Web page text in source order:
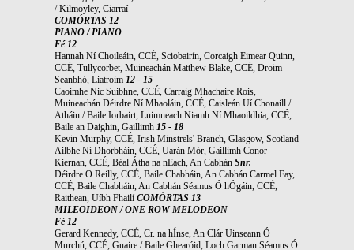
/ Kilmoyley, Ciarraí
COMÓRTAS 12
PIANO / PIANO
Fé 12
Hannah Ní Choileáin, CCÉ, Sciobairín, Corcaigh Eimear Quinn,
CCÉ, Tullycorbet, Muineachán Matthew Blake, CCÉ, Droim
Seanbhó, Liatroim 12 - 15
Caoimhe Nic Suibhne, CCÉ, Carraig Mhachaire Rois,
Muineachán Déirdre Ní Mhaoláin, CCÉ, Caisleán Uí Chonaill /
Atháin / Baile Iorbairt, Luimneach Niamh Ní Mhaoildhia, CCÉ,
Baile an Daighin, Gaillimh 15 - 18
Kevin Murphy, CCÉ, Irish Minstrels' Branch, Glasgow, Scotland
Ailbhe Ní Dhorbháin, CCÉ, Uarán Mór, Gaillimh Conor
Kiernan, CCÉ, Béal Átha na nEach, An Cabhán Snr.
Déirdre O Reilly, CCÉ, Baile Chabháin, An Cabhán Carmel Fay,
CCÉ, Baile Chabháin, An Cabhán Séamus Ó hÓgáin, CCÉ,
Raithean, Uíbh Fhailí COMÓRTAS 13
MILEOIDEON / ONE ROW MELODEON
Fé 12
Gerard Kennedy, CCÉ, Cr. na hÍnse, An Clár Uinseann Ó
Murchú, CCÉ, Guaire / Baile Ghearóid, Loch Garman Séamus Ó